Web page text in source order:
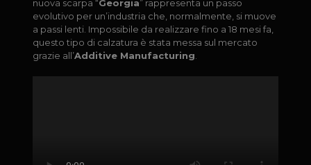
nuova scarpa “Georgia” rappresenta un passo
evolutivo per un’industria che, normalmente, si muove
a passi lenti. Impossibile da realizzare fino a 18 mesi fa,
questo tipo di calzatura è stata messa sul mercato
grazie all’Additive Manufacturing